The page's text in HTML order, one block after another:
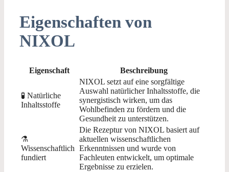
Eigenschaften von
NIXOL
Eigenschaft Beschreibung
🧪 Natürliche
Inhaltsstoffe
NIXOL setzt auf eine sorgfältige
Auswahl natürlicher Inhaltsstoffe, die
synergistisch wirken, um das
Wohlbefinden zu fördern und die
Gesundheit zu unterstützen.
⚗️
Wissenschaftlich
fundiert
Die Rezeptur von NIXOL basiert auf
aktuellen wissenschaftlichen
Erkenntnissen und wurde von
Fachleuten entwickelt, um optimale
Ergebnisse zu erzielen.